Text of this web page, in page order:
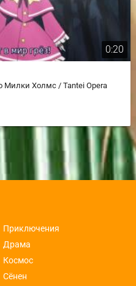
0:20
Милки Холмс / Tantei Opera
Приключения
Драма
Космос
Сёнен